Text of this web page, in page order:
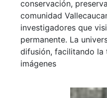
conservación,
comunidad
investigadores que
permanente. La
difusión, facilitando la
imágenes